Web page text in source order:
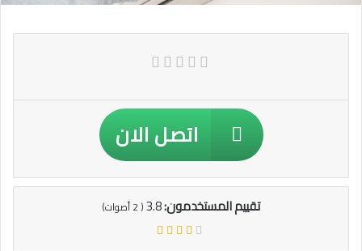
اتصل الان
تقييم المستخدمون:3.8
(
2أصوات)